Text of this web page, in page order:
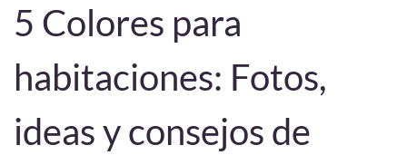
5 Colores para
habitaciones: Fotos,
ideas y consejos de